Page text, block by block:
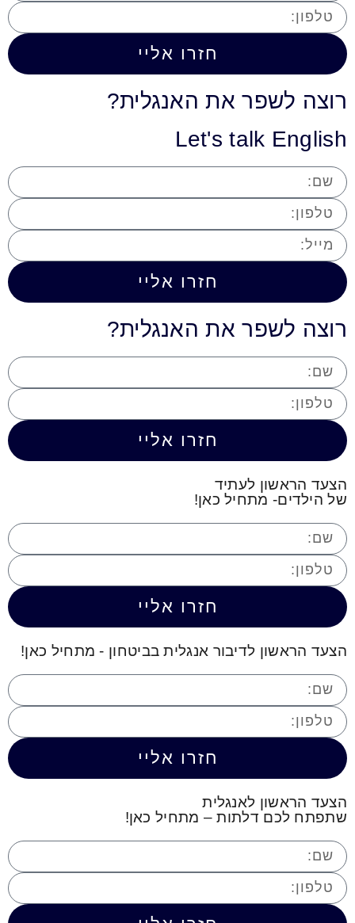
חזרו אליי
רוצה לשפר את האנגלית?
Let's talk English
חזרו אליי
רוצה לשפר את האנגלית?
חזרו אליי
הצעד הראשון לעתיד
של הילדים- מתחיל כאן!
חזרו אליי
הצעד הראשון לדיבור אנגלית בביטחון - מתחיל כאן!
חזרו אליי
הצעד הראשון לאנגלית
שתפתח לכם דלתות – מתחיל כאן!